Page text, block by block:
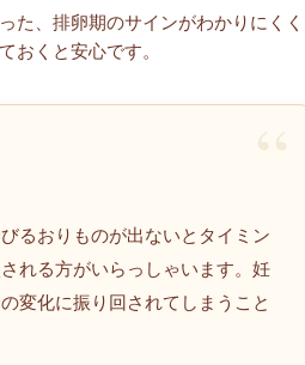
た、排卵期のサインがわかりにくく
おくと安心です。
るおりものが出ないとタイミン
れる方がいらっしゃいます。妊
変化に振り回されてしまうこと